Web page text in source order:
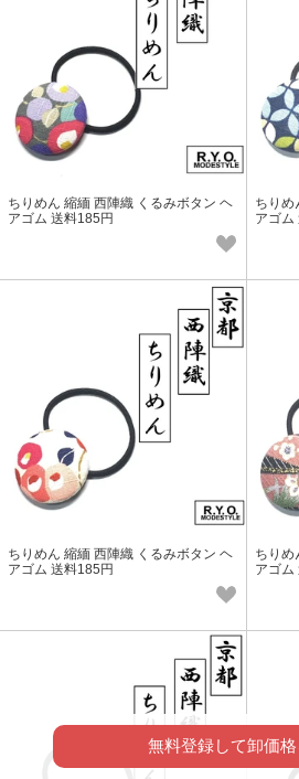
ちりめん 縮緬 西陣織 くるみボタン ヘ
アゴム 送料185円
ちりめ
アゴム
ちりめん 縮緬 西陣織 くるみボタン ヘ
アゴム 送料185円
ちりめ
アゴム
無料登録して卸価